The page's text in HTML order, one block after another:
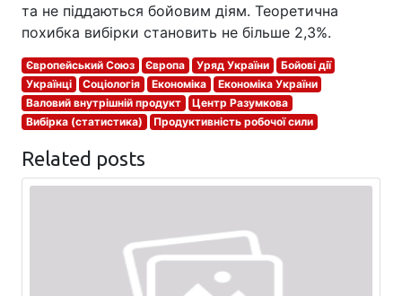
та не піддаються бойовим діям. Теоретична
похибка вибірки становить не більше 2,3%.
Європейський Союз Європа Уряд України
Бойові дії
Українці
Соціологія Економіка
Економіка України
Валовий внутрішній продукт
Центр Разумкова
Вибірка (статистика)
Продуктивність робочої сили
Related posts